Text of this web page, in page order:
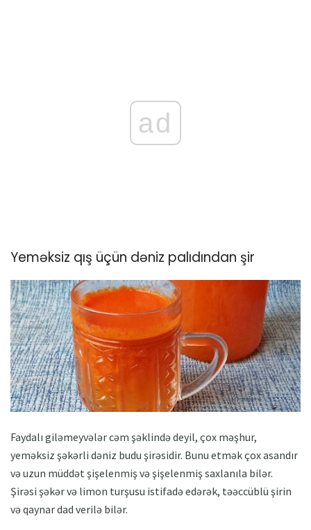
ad
Yeməksiz qış üçün dəniz palıdından şir
Faydalı giləmeyvələr cəm şəklində deyil, çox məşhur,
yeməksiz şəkərli dəniz budu şirəsidir. Bunu etmək çox asandır
və uzun müddət şişelenmiş və şişelenmiş saxlanıla bilər.
Şirəsi şəkər və limon turşusu istifadə edərək, təəccüblü şirin
və qaynar dad verilə bilər.